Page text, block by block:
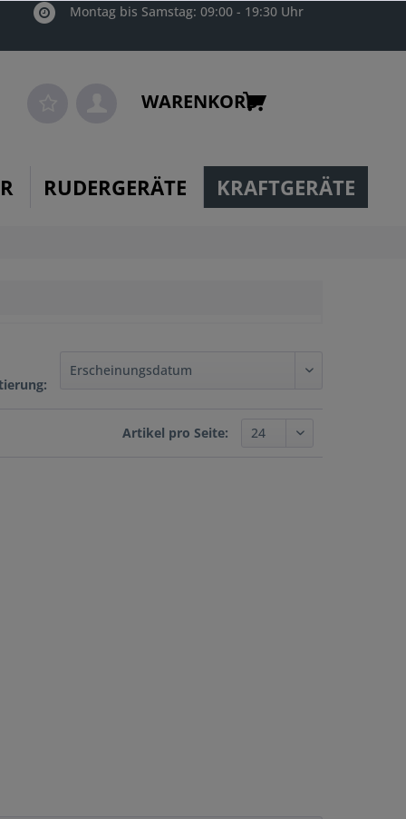
Montag bis Samstag: 09:00 - 19:30 Uhr
WARENKORB
RUDERGERÄTE KRAFTGERÄTE
Artikel pro Seite: